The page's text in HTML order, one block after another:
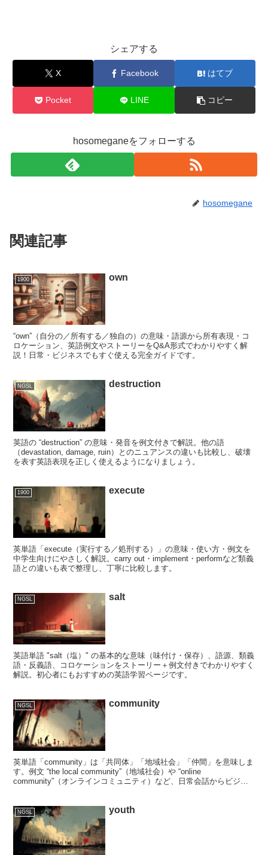
シェアする
X Facebook はてブ
Pocket LINE コピー
hosomeganeをフォローする
hosomegane
関連記事
1900 own
“own”（自分の／所有する／独自の）の意味・語源から所有表現・コ
ロケーション、英語例文やストーリーをQ&A形式でわかりやすく解
説！日常・ビジネスでもすぐ使える完全ガイドです。
NGSL destruction
英語の “destruction” の意味・発音を例文付きで解説。他の語
（devastation, damage, ruin）とのニュアンスの違いも比較し、破壊
を表す英語表現を正しく使えるようになりましょう。
1900 execute
英単語「execute（実行する／処刑する）」の意味・使い方・例文を
中学生向けにやさしく解説。carry out・implement・performなど類義
語との違いも表で整理し、丁寧に比較します。
NGSL salt
英語単語 "salt（塩）" の基本的な意味（味付け・保存）、語源、類義
語・反義語、コロケーションをストーリー＋例文付きでわかりやすく
解説。初心者にもおすすめの英語学習ページです。
NGSL community
英単語「community」は「共同体」「地域社会」「仲間」を意味しま
す。例文 “the local community”（地域社会）や “online
community”（オンラインコミュニティ）など、日常会話からビジネ
NGSL youth